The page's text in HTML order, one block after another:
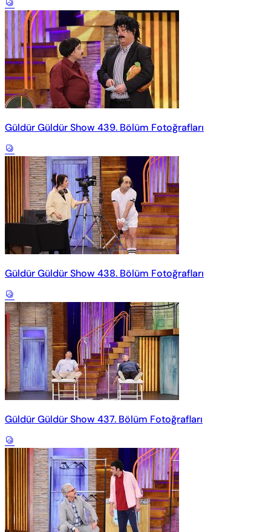
Güldür Güldür Show 439. Bölüm Fotoğrafları
Güldür Güldür Show 438. Bölüm Fotoğrafları
Güldür Güldür Show 437. Bölüm Fotoğrafları